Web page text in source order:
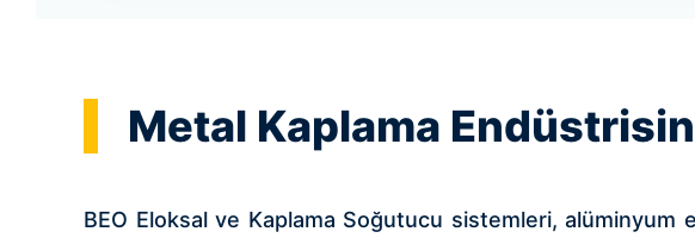
Metal Kaplama
BEO Eloksal ve Kaplama Soğutucu sistemleri,